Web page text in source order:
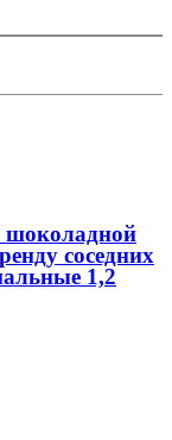
шоколадной
соседних
1,2